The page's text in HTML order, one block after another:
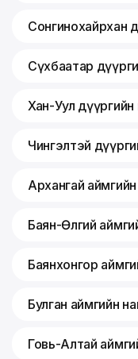
Сонгинохайрхан
Сүхбаатар
Хан-Уул
Чингэлтэй
Архангай
Баян-Өлгий
Баянхонгор
Булган аймгийн
Говь-Алтай